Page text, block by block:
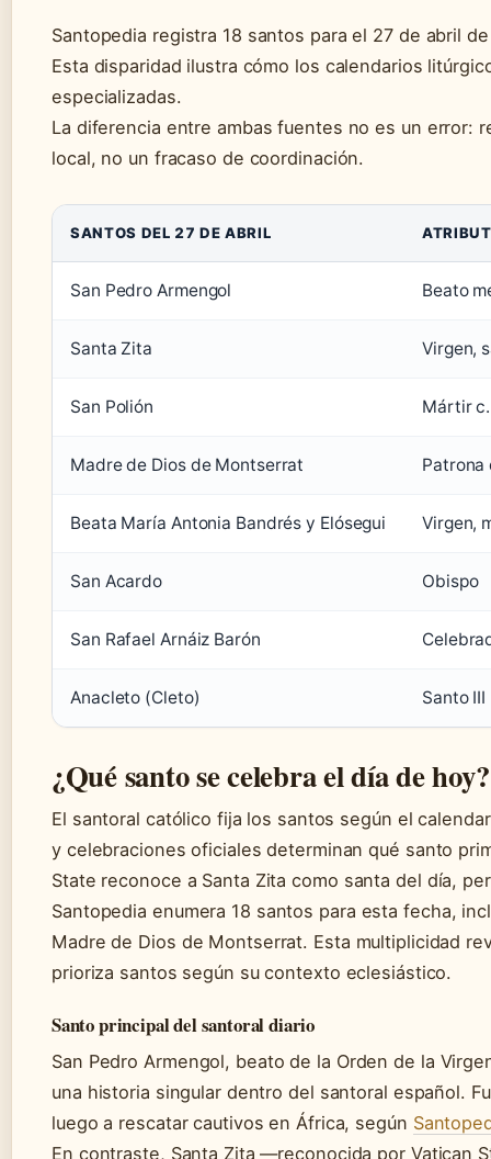
Santopedia registra 18 santos para el 27 de abril
Esta disparidad ilustra cómo los calendarios
especializadas.
La diferencia entre ambas fuentes no es un error:
local, no un fracaso de coordinación.
SANTOS DEL 27 DE ABRIL
San Pedro Armengol Beato
Santa Zita Virgen,
San Polión Mártir
Madre de Dios de Montserrat Patrona
Beata María Antonia Bandrés y Elósegui Virgen,
San Acardo Obispo
San Rafael Arnáiz Barón
Anacleto (Cleto) Santo III
¿Qué santo se celebra el día de hoy?
El santoral católico fija los santos según el
y celebraciones oficiales determinan qué santo
State reconoce a Santa Zita como santa del día,
Santopedia enumera 18 santos para esta fecha,
Madre de Dios de Montserrat. Esta multiplicidad
prioriza santos según su contexto eclesiástico.
Santo principal del santoral diario
San Pedro Armengol, beato de la Orden de la
una historia singular dentro del santoral español.
luego a rescatar cautivos en África, según
En contraste, Santa Zita —reconocida por Vatican